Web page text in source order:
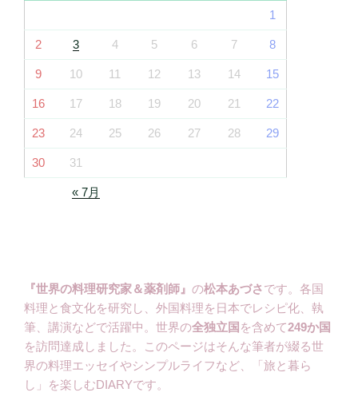
1
2 3 4 5 6 7 8
9 10 11 12 13 14 15
16 17 18 19 20 21 22
23 24 25 26 27 28 29
30 31
« 7月
『世界の料理研究家＆薬剤師』 の松本あづさです。各国
料理と食文化を研究し、外国料理を日本でレシピ化、執
筆、講演などで活躍中。世界の全独立国 を含めて249か国
を訪問達成しました。このページはそんな筆者が綴る世
界の料理エッセイやシンプルライフなど、「旅と暮ら
し」を楽しむDIARYです。